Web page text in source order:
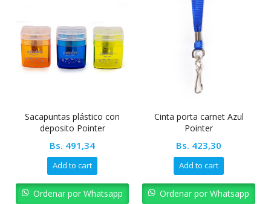
Sacapuntas plástico con
deposito Pointer
Bs. 491,34
Add to cart
Ordenar por Whatsapp
Cinta porta carnet Azul
Pointer
Bs. 423,30
Add to cart
Ordenar por Whatsapp